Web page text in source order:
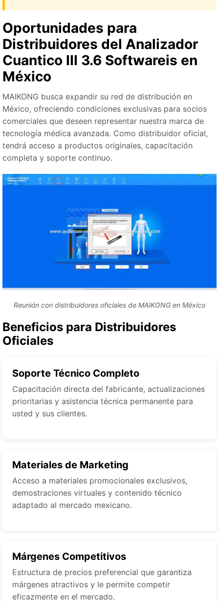
Oportunidades para
Distribuidores del Analizador
Cuantico III 3.6 Softwareis en
México
MAIKONG busca expandir su red de distribución en
México, ofreciendo condiciones exclusivas para socios
comerciales que deseen representar nuestra marca de
tecnología médica avanzada. Como distribuidor oficial,
tendrá acceso a productos originales, capacitación
completa y soporte continuo.
Reunión con distribuidores oficiales de MAIKONG en México
Beneficios para Distribuidores
Oficiales
Soporte Técnico Completo
Capacitación directa del fabricante, actualizaciones
prioritarias y asistencia técnica permanente para
usted y sus clientes.
Materiales de Marketing
Acceso a materiales promocionales exclusivos,
demostraciones virtuales y contenido técnico
adaptado al mercado mexicano.
Márgenes Competitivos
Estructura de precios preferencial que garantiza
márgenes atractivos y le permite competir
eficazmente en el mercado.